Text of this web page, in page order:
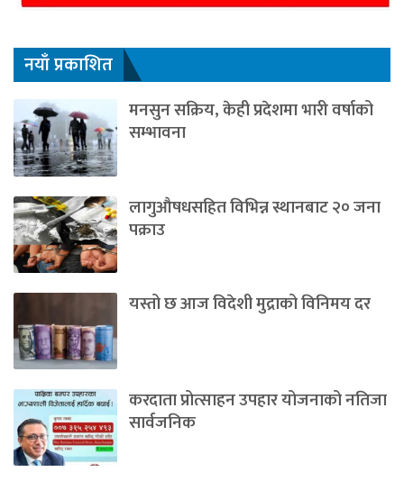
नयाँ प्रकाशित
मनसुन सक्रिय, केही प्रदेशमा भारी वर्षाको
सम्भावना
लागुऔषधसहित विभिन्न स्थानबाट २० जना
पक्राउ
यस्तो छ आज विदेशी मुद्राको विनिमय दर
करदाता प्रोत्साहन उपहार योजनाको नतिजा
सार्वजनिक